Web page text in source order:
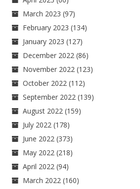
March 2023 (97)
February 2023 (134)
January 2023 (127)
December 2022 (86)
November 2022 (123)
October 2022 (112)
September 2022 (139)
August 2022 (159)
July 2022 (178)
June 2022 (373)
May 2022 (218)
April 2022 (94)
March 2022 (160)